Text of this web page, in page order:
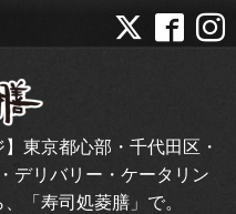
東京都心部・千代田区・
デリバリー・ケータリン
「寿司処菱膳」で。